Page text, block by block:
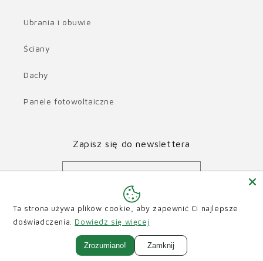
Ubrania i obuwie
Ściany
Dachy
Panele fotowoltaiczne
Zapisz się do newslettera
E-mail
FacebookInstagramYoutube
Technologia Shopify Polityka zwrotu kosztów
Ta strona używa plików cookie, aby zapewnić Ci najlepsze
doświadczenia.
Dowiedz się więcej
Zrozumiano! Zamknij